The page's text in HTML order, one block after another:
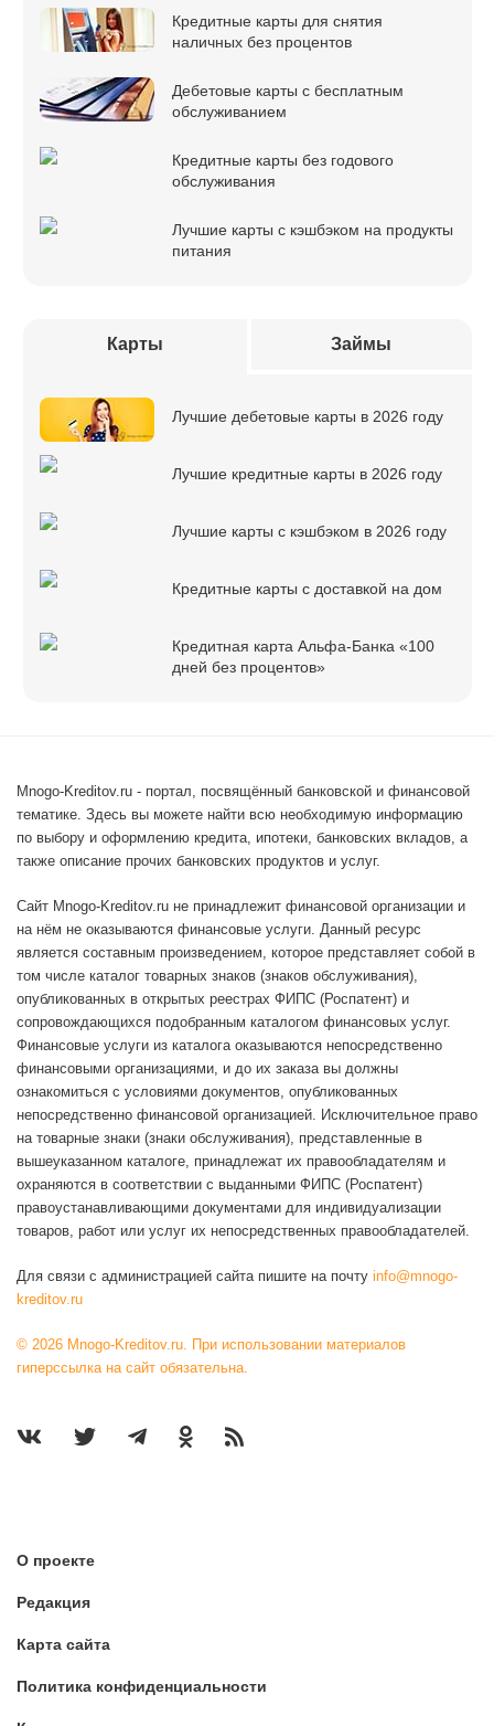
Кредитные карты для снятия
наличных без процентов
Дебетовые карты с бесплатным
обслуживанием
Кредитные карты без годового
обслуживания
Лучшие карты с кэшбэком на продукты
питания
Карты Займы
Лучшие дебетовые карты в 2026 году
Лучшие кредитные карты в 2026 году
Лучшие карты с кэшбэком в 2026 году
Кредитные карты с доставкой на дом
Кредитная карта Альфа-Банка «100
дней без процентов»
Mnogo-Kreditov.ru - портал, посвящённый банковской и финансовой
тематике. Здесь вы можете найти всю необходимую информацию
по выбору и оформлению кредита, ипотеки, банковских вкладов, а
также описание прочих банковских продуктов и услуг.
Сайт Mnogo-Kreditov.ru не принадлежит финансовой организации и
на нём не оказываются финансовые услуги. Данный ресурс
является составным произведением, которое представляет собой в
том числе каталог товарных знаков (знаков обслуживания),
опубликованных в открытых реестрах ФИПС (Роспатент) и
сопровождающихся подобранным каталогом финансовых услуг.
Финансовые услуги из каталога оказываются непосредственно
финансовыми организациями, и до их заказа вы должны
ознакомиться с условиями документов, опубликованных
непосредственно финансовой организацией. Исключительное право
на товарные знаки (знаки обслуживания), представленные в
вышеуказанном каталоге, принадлежат их правообладателям и
охраняются в соответствии с выданными ФИПС (Роспатент)
правоустанавливающими документами для индивидуализации
товаров, работ или услуг их непосредственных правообладателей.
Для связи с администрацией сайта пишите на почту info@mnogo-
kreditov.ru
© 2026 Mnogo-Kreditov.ru. При использовании материалов
гиперссылка на сайт обязательна.
О проекте
Редакция
Карта сайта
Политика конфиденциальности